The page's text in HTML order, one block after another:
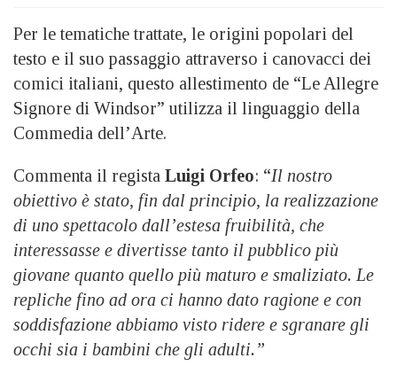
Per le tematiche trattate, le origini popolari del
testo e il suo passaggio attraverso i canovacci dei
comici italiani, questo allestimento de “Le Allegre
Signore di Windsor” utilizza il linguaggio della
Commedia dell’Arte.
Commenta il regista Luigi Orfeo: “Il nostro
obiettivo è stato, fin dal principio, la realizzazione
di uno spettacolo dall’estesa fruibilità, che
interessasse e divertisse tanto il pubblico più
giovane quanto quello più maturo e smaliziato. Le
repliche fino ad ora ci hanno dato ragione e con
soddisfazione abbiamo visto ridere e sgranare gli
occhi sia i bambini che gli adulti.”